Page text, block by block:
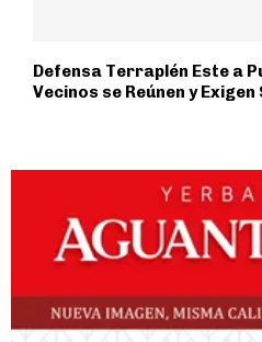
Defensa Terraplén Este a
Vecinos se Reúnen y Exigen